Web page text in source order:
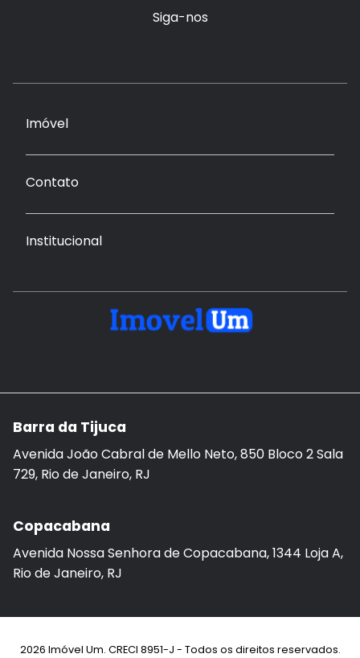
Siga-nos
Imóvel
Contato
Institucional
Barra da Tijuca
Avenida João Cabral de Mello Neto, 850 Bloco 2 Sala
729, Rio de Janeiro, RJ
Copacabana
Avenida Nossa Senhora de Copacabana, 1344 Loja A,
Rio de Janeiro, RJ
2026 Imóvel Um. CRECI 8951-J - Todos os direitos reservados.